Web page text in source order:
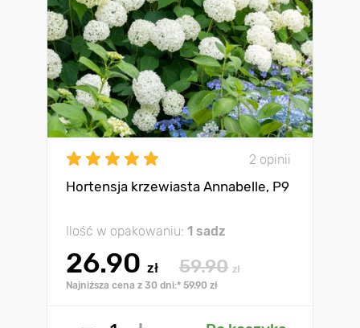
2 opinii
Hortensja krzewiasta Annabelle, P9
Ilość w opakowaniu: 1 sadz
26.90 zł 59.90 zł
Najniższa cena z 30 dni:* 59.90 zł